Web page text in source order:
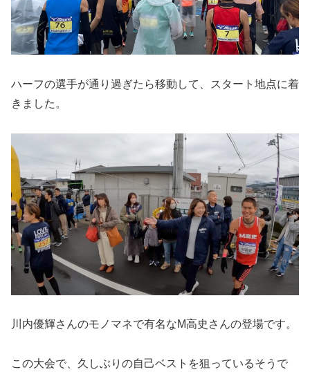
ハーフの選手が通り過ぎたら移動して、スタート地点に着
きました。
川内優輝さんのモノマネで有名なM高史さんの登場です。
この大会で、久しぶりの自己ベストを狙っているそうで